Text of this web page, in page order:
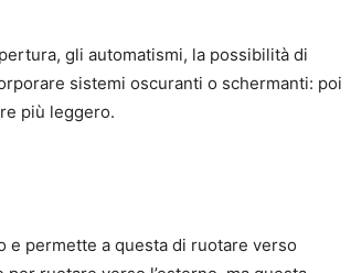
gli automatismi, la possibilità di
sistemi oscuranti o schermanti: poi
più leggero.
e permette a questa di ruotare verso